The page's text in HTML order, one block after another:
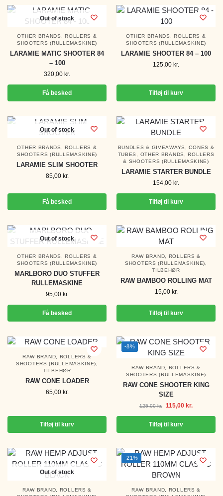
Out of stock
OTHER BRANDS ,ROLLERS &
SHOOTERS (RULLEMASKINE)
LARAMIE MATIC SHOOTER 84
– 100
320,00 kr.
Få besked
OTHER BRANDS ,ROLLERS &
SHOOTERS (RULLEMASKINE)
LARAMIE SHOOTER 84 – 100
125,00 kr.
Tilføj til kurv
Out of stock
OTHER BRANDS ,ROLLERS &
SHOOTERS (RULLEMASKINE)
LARAMIE SLIM SHOOTER
85,00 kr.
Få besked
BUNDLES & GIVEAWAYS ,CONES &
TUBES
OTHER BRANDS ,ROLLERS
& SHOOTERS (RULLEMASKINE)
LARAMIE STARTER BUNDLE
154,00 kr.
Tilføj til kurv
Out of stock
OTHER BRANDS ,ROLLERS &
SHOOTERS (RULLEMASKINE)
MARLBORO DUO STUFFER
RULLEMASKINE
95,00 kr.
Få besked
RAW BRAND
ROLLERS &
SHOOTERS (RULLEMASKINE)
TILBEHØR
RAW BAMBOO ROLLING MAT
15,00 kr.
Tilføj til kurv
RAW BRAND
ROLLERS &
SHOOTERS (RULLEMASKINE)
TILBEHØR
RAW CONE LOADER
65,00 kr.
Tilføj til kurv
-8%
RAW BRAND
ROLLERS &
SHOOTERS (RULLEMASKINE)
RAW CONE SHOOTER KING
SIZE
125,00kr. 115,00 kr.
Tilføj til kurv
Out of stock
RAW BRAND
ROLLERS &
-21%
RAW BRAND
ROLLERS &